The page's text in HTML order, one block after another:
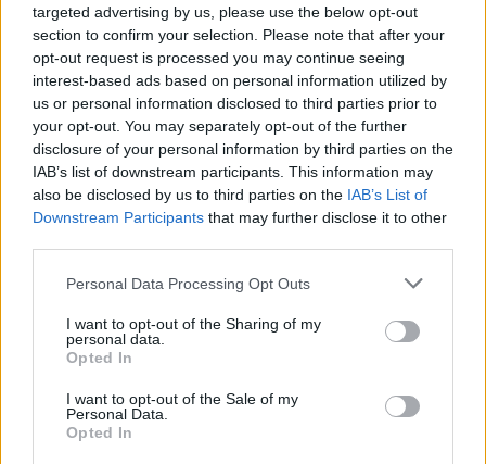
targeted advertising by us, please use the below opt-out
section to confirm your selection. Please note that after your
opt-out request is processed you may continue seeing
interest-based ads based on personal information utilized by
us or personal information disclosed to third parties prior to
your opt-out. You may separately opt-out of the further
disclosure of your personal information by third parties on the
IAB’s list of downstream participants. This information may
also be disclosed by us to third parties on the IAB’s List of
Downstream Participants that may further disclose it to other
Personal Data Processing Opt Outs
I want to opt-out of the Sharing of my
personal data.
Opted In
I want to opt-out of the Sale of my
Personal Data.
Opted In
de asociaciones de mujeres.
programación. La programación comenzó con la recepción
de las asistentes. A continuación las autoridades realizaron
la presentación de la propuesta. La charla de la socióloga,
psicóloga y sexóloga Asunción Coronado duró alrededor
de una hora y dio paso a una pausa para degustar un café.
Más tarde arrancó una charla-debate, en la que las
participantes expresaron su opinión acerca del asunto al
que se dedicaba la jornada. La clausura dio paso a una
reanudó con la representación de una obra teatral a cargo
convocatoria anual contó con la presencia de vecinas del
casco urbano alcalaíno y de diferentes aldeas y sirvió para
intercambiar impresiones entre ellas